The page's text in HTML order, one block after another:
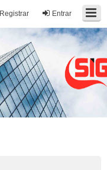
Entrar
Registrar